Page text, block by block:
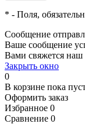
* - Поля,
Сообщение
Ваше сообщение
Вами свяжется наш
Закрыть окно
0
В корзине пока
Оформить заказ
Избранное 0
Сравнение 0